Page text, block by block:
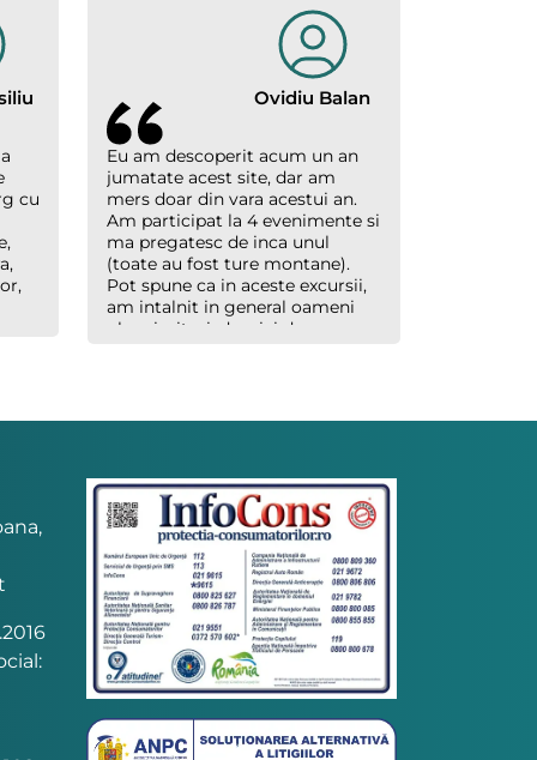
cu
Ovidiu Balan
Eu am descoperit acum un an
jumatate acest site, dar am
mers doar din vara acestui an.
Am participat la 4 evenimente si
ma pregatesc de inca unul
(toate au fost ture montane).
Pot spune ca in aceste excursii,
am intalnit in general oameni
ok, primitori, dornici de a
lucru !). Pe masura ce voi mai
participa la aceste evenimente,
poate voi mai veni cu un review
destinat ideii principale a
agentiei.